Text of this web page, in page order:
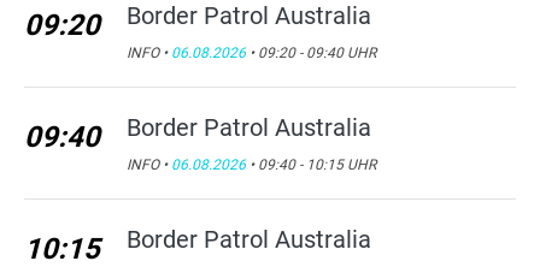
09:20 Border Patrol Australia
INFO • 06.08.2026 • 09:20 - 09:40 UHR
09:40 Border Patrol Australia
INFO • 06.08.2026 • 09:40 - 10:15 UHR
10:15 Border Patrol Australia